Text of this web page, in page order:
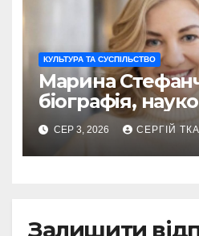
КУЛЬТУРА ТА СУСПІЛЬСТВО
Марина
біографія,
сім’я
СЕР 3, 2026 СЕРГІЙ
Залишити